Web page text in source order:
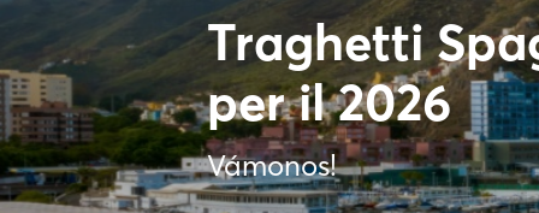
Traghetti
per il 2026
Vámonos!